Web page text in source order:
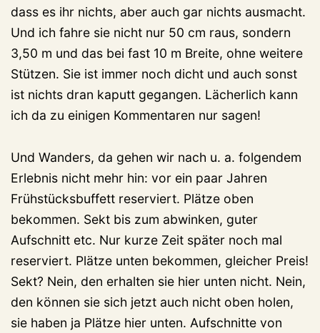
dass es ihr nichts, aber auch gar nichts ausmacht.
Und ich fahre sie nicht nur 50 cm raus, sondern
3,50 m und das bei fast 10 m Breite, ohne weitere
Stützen. Sie ist immer noch dicht und auch sonst
ist nichts dran kaputt gegangen. Lächerlich kann
ich da zu einigen Kommentaren nur sagen!
Und Wanders, da gehen wir nach u. a. folgendem
Erlebnis nicht mehr hin: vor ein paar Jahren
Frühstücksbuffett reserviert. Plätze oben
bekommen. Sekt bis zum abwinken, guter
Aufschnitt etc. Nur kurze Zeit später noch mal
reserviert. Plätze unten bekommen, gleicher Preis!
Sekt? Nein, den erhalten sie hier unten nicht. Nein,
den können sie sich jetzt auch nicht oben holen,
sie haben ja Plätze hier unten. Aufschnitte von